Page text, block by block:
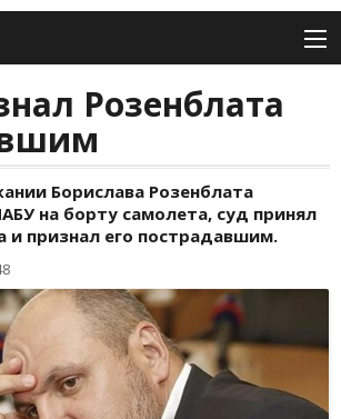
Розенблата
Борислава Розенблата
на борту самолета, суд принял
и признал его пострадавшим.